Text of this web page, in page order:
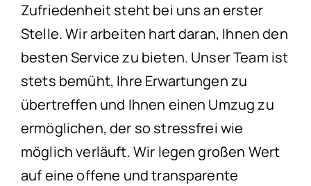
Zufriedenheit steht bei uns an erster
Stelle. Wir arbeiten hart daran, Ihnen den
besten Service zu bieten. Unser Team ist
stets bemüht, Ihre Erwartungen zu
übertreffen und Ihnen einen Umzug zu
ermöglichen, der so stressfrei wie
möglich verläuft. Wir legen großen Wert
auf eine offene und transparente